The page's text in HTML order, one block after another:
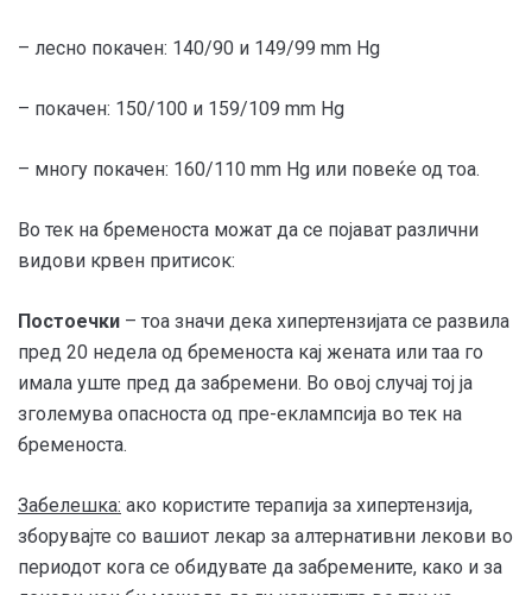
– лесно покачен: 140/90 и 149/99 mm Hg
– покачен: 150/100 и 159/109 mm Hg
– многу покачен: 160/110 mm Hg или повеќе од тоа.
Во тек на бременоста можат да се појават различни
видови крвен притисок:
Постоечки – тоа значи дека хипертензијата се развила
пред 20 недела од бременоста кај жената или таа го
имала уште пред да забремени. Во овој случај тој ја
зголемува опасноста од пре-еклампсија во тек на
бременоста.
Забелешка: ако користите терапија за хипертензија,
зборувајте со вашиот лекар за алтернативни лекови во
периодот кога се обидувате да забремените, како и за